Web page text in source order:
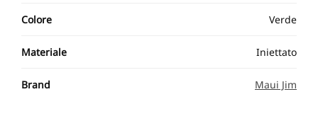
Colore Verde
Materiale Iniettato
Brand Maui Jim